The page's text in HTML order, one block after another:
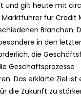
und gilt heute mit
Marktführer für Credit
Branchen.
in den
die
Geschäftsprozesse
Das erklärte Ziel ist
die Zukunft zu